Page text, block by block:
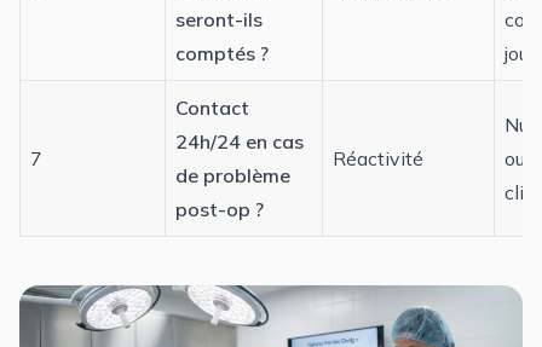
seront-ils
comptés ?
jour
7
Contact
24h/24 en cas
de problème
post-op ?
Réactivité
ou